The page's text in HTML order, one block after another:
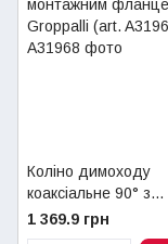
Коліно димоходу
коаксіальне 90° з
монтажним
Groppalli (art.
1 369.9 грн